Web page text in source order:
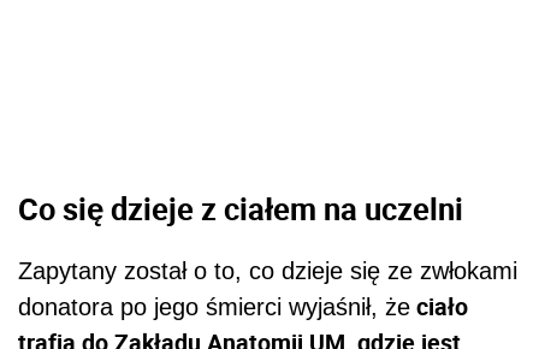
Co się dzieje z ciałem na uczelni
Zapytany został o to, co dzieje się ze zwłokami
donatora po jego śmierci wyjaśnił, że ciało